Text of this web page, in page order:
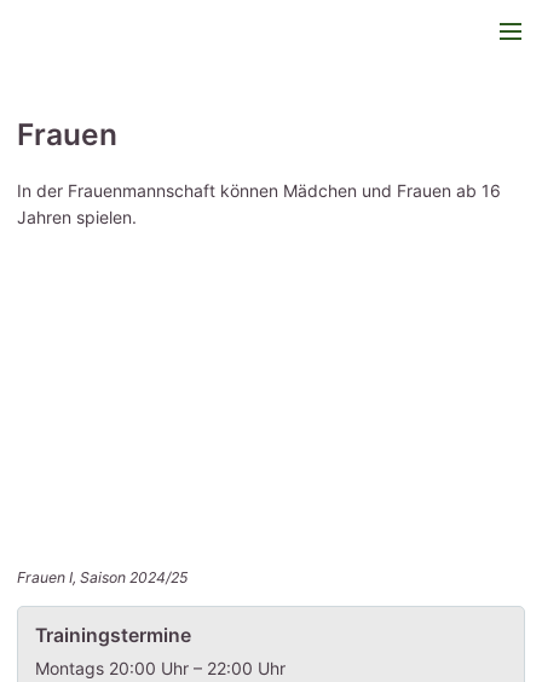
Frauen
In der Frauenmannschaft können Mädchen und Frauen ab 16
Jahren spielen.
Frauen I, Saison 2024/25
Trainingstermine
Montags 20:00 Uhr – 22:00 Uhr